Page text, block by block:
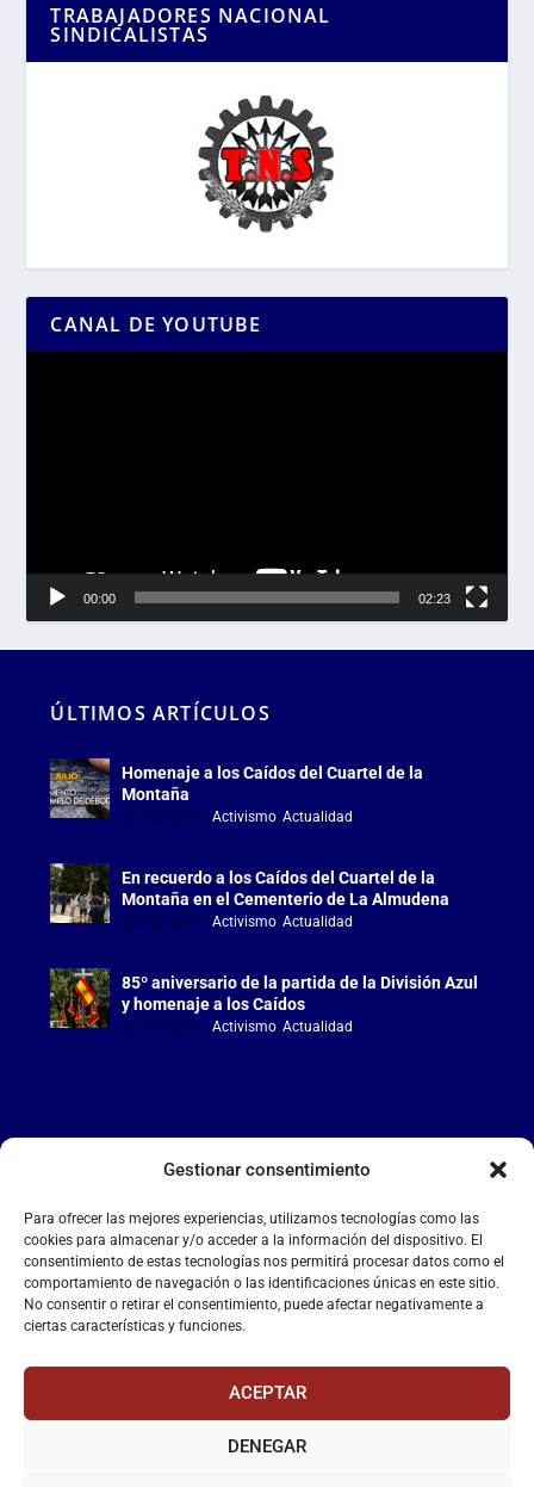
Gestionar consentimiento
Para ofrecer las mejores experiencias, utilizamos tecnologías como las
cookies para almacenar y/o acceder a la información del dispositivo. El
consentimiento de estas tecnologías nos permitirá procesar datos como el
comportamiento de navegación o las identificaciones únicas en este sitio.
No consentir o retirar el consentimiento, puede afectar negativamente a
ciertas características y funciones.
ACEPTAR
DENEGAR
TRABAJADORES NACIONAL
SINDICALISTAS
CANAL DE YOUTUBE
00:00 02:23
ÚLTIMOS ARTÍCULOS
Homenaje a los Caídos del Cuartel de la
Montaña
Jul 18, 2026 |Activismo,Actualidad
En recuerdo a los Caídos del Cuartel de la
Montaña en el Cementerio de La Almudena
Jul 18, 2026 |Activismo,Actualidad
85º aniversario de la partida de la División Azul
y homenaje a los Caídos
Jul 15, 2026 |Activismo,Actualidad
LA FALANGE
Reproductor
de
vídeo